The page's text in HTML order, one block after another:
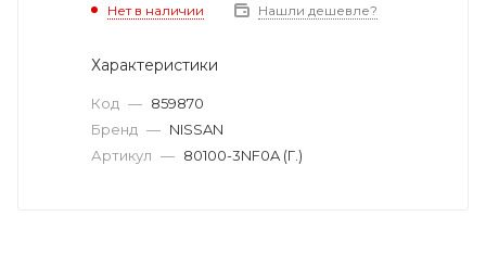
Нет в наличии Нашли дешевле?
Характеристики
Код — 859870
Бренд — NISSAN
Артикул — 80100-3NF0A (Г.)